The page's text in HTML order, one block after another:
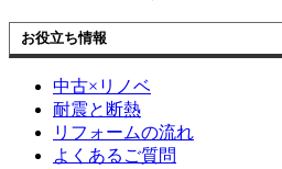
お役立ち情報
中古×リノベ
耐震と断熱
リフォームの流れ
よくあるご質問